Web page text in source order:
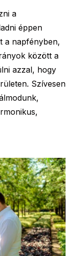
a
éppen
a napfényben,
között a
azzal, hogy
Szívesen